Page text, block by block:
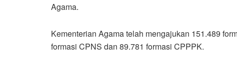
Agama.
Kementerian Agama telah mengajukan 151.489
formasi CPNS dan 89.781 formasi CPPPK.